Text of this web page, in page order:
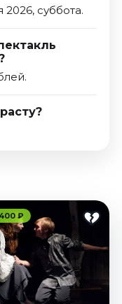
суббота.
₽